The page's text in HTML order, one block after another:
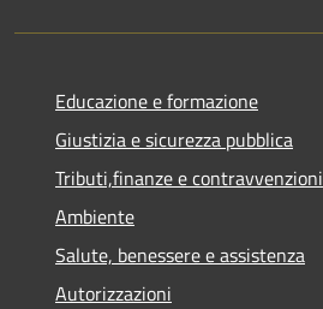
Educazione e formazione
Giustizia e sicurezza pubblica
Tributi,finanze e contravvenzioni
Ambiente
Salute, benessere e assistenza
Autorizzazioni